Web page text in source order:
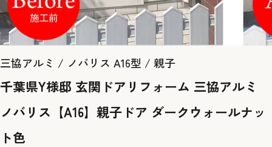
三協アルミ / ノバリス A16型 / 親子
千葉県Y様邸 玄関ドアリフォーム 三協アルミ
ノバリス【A16】親子ドア ダークウォールナッ
ト色